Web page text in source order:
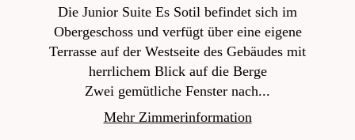
Die Junior Suite Es Sotil befindet sich im
Obergeschoss und verfügt über eine eigene
Terrasse auf der Westseite des Gebäudes mit
herrlichem Blick auf die Berge
Zwei gemütliche Fenster nach...
Mehr Zimmerinformation